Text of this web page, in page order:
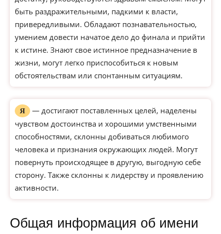
быть раздражительными, падкими к власти,
привередливыми. Обладают познавательностью,
умением довести начатое дело до финала и прийти
к истине. Знают свое истинное предназначение в
жизни, могут легко приспособиться к новым
обстоятельствам или спонтанным ситуациям.
Я
— достигают поставленных целей, наделены
чувством достоинства и хорошими умственными
способностями, склонны добиваться любимого
человека и признания окружающих людей. Могут
повернуть происходящее в другую, выгодную себе
сторону. Также склонны к лидерству и проявлению
активности.
Общая информация об имени